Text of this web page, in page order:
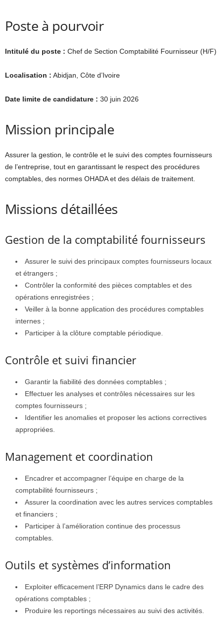
Poste à pourvoir
Intitulé du poste : Chef de Section Comptabilité Fournisseur (H/F)
Localisation : Abidjan, Côte d’Ivoire
Date limite de candidature : 30 juin 2026
Mission principale
Assurer la gestion, le contrôle et le suivi des comptes fournisseurs
de l’entreprise, tout en garantissant le respect des procédures
comptables, des normes OHADA et des délais de traitement.
Missions détaillées
Gestion de la comptabilité fournisseurs
Assurer le suivi des principaux comptes fournisseurs locaux
et étrangers ;
Contrôler la conformité des pièces comptables et des
opérations enregistrées ;
Veiller à la bonne application des procédures comptables
internes ;
Participer à la clôture comptable périodique.
Contrôle et suivi financier
Garantir la fiabilité des données comptables ;
Effectuer les analyses et contrôles nécessaires sur les
comptes fournisseurs ;
Identifier les anomalies et proposer les actions correctives
appropriées.
Management et coordination
Encadrer et accompagner l’équipe en charge de la
comptabilité fournisseurs ;
Assurer la coordination avec les autres services comptables
et financiers ;
Participer à l’amélioration continue des processus
comptables.
Outils et systèmes d’information
Exploiter efficacement l’ERP Dynamics dans le cadre des
opérations comptables ;
Produire les reportings nécessaires au suivi des activités.